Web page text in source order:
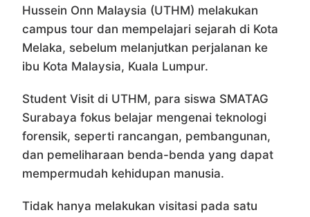
Hussein Onn Malaysia (UTHM) melakukan
campus tour dan mempelajari sejarah di Kota
Melaka, sebelum melanjutkan perjalanan ke
ibu Kota Malaysia, Kuala Lumpur.
Student Visit di UTHM, para siswa SMATAG
Surabaya fokus belajar mengenai teknologi
forensik, seperti rancangan, pembangunan,
dan pemeliharaan benda-benda yang dapat
mempermudah kehidupan manusia.
Tidak hanya melakukan visitasi pada satu